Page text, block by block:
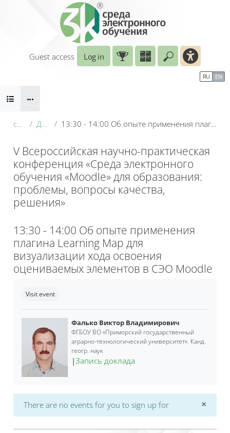
Skip to main content
Enter your
Guest access
Log in
RU EN
Blocks
conf_2026 День 2: 20 мая 13:30 - 14:00 Об опыте применения плагина Learning Map для визуализации хода освоения оцениваемых элементов в СЭО Moodle
V Всероссийская научно-практическая
конференция «Среда электронного
обучения «Moodle» для образования:
проблемы, вопросы качества,
решения»
13:30 - 14:00 Об опыте применения
плагина Learning Map для
визуализации хода освоения
оцениваемых элементов в СЭО Moodle
Visit event
Фалько Виктор Владимирович
ФГБОУ ВО «Приморский государственный
аграрно-технологический университет». Канд.
геогр. наук
|Запись доклада
There are no events for you to sign up for ×